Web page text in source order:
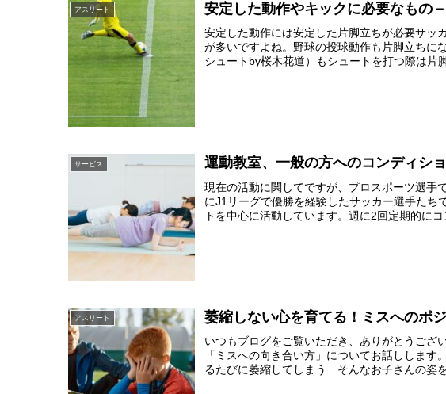
アスリート 安定した動作やキックに必要なもの
安定した動作には安定した片脚立ちが必要サッ
が多いですよね。野球の投球動作も片脚立ちに
シュートby桜木花道）もシュートを打つ際は片
サービス 運動教室、一般の方へのコンディシ
現在の活動に関してですが、プロスポーツ選手
にJ1リーグで優勝を経験したサッカー選手たち
トを中心に活動しています。週に2回定期的に
アスリート 萎縮しない心を育てる！ミスへのポ
いつもブログをご覧いただき、ありがとうござ
「ミスへの向き合い方」についてお話ししま
るたびに萎縮してしまう…そんなお子さんの姿